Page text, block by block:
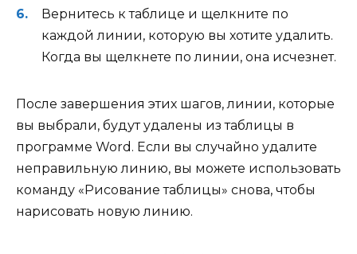
Вернитесь к таблице и щелкните по
каждой линии, которую вы хотите удалить.
Когда вы щелкнете по линии, она исчезнет.
После завершения этих шагов, линии, которые
вы выбрали, будут удалены из таблицы в
программе Word. Если вы случайно удалите
неправильную линию, вы можете использовать
команду «Рисование таблицы» снова, чтобы
нарисовать новую линию.